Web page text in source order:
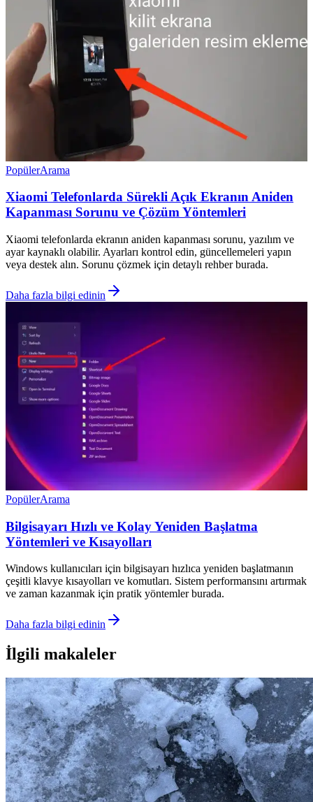
PopülerArama
Xiaomi Telefonlarda Sürekli Açık Ekranın Aniden
Kapanması Sorunu ve Çözüm Yöntemleri
Xiaomi telefonlarda ekranın aniden kapanması sorunu, yazılım ve
ayar kaynaklı olabilir. Ayarları kontrol edin, güncellemeleri yapın
veya destek alın. Sorunu çözmek için detaylı rehber burada.
Daha fazla bilgi edinin
PopülerArama
Bilgisayarı Hızlı ve Kolay Yeniden Başlatma
Yöntemleri ve Kısayolları
Windows kullanıcıları için bilgisayarı hızlıca yeniden başlatmanın
çeşitli klavye kısayolları ve komutları. Sistem performansını artırmak
ve zaman kazanmak için pratik yöntemler burada.
Daha fazla bilgi edinin
İlgili makaleler